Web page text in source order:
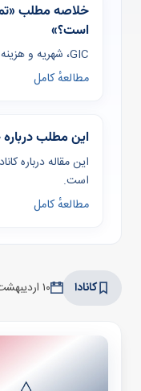
است؟»
GIC، شهریه و هزینه زندگی مورد نیاز سفارت کانادا.
مطالعهٔ کامل
این مطلب
این مقاله درباره
است.
مطالعهٔ کامل
کانادا ۱۰ اردیبهشت ۱۴۰۵